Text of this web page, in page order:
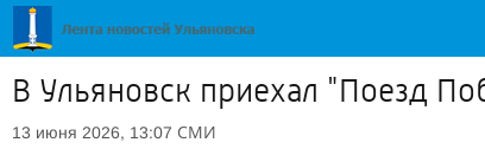
В Ульяновск приехал "Поезд
13 июня 2026, 13:07 СМИ